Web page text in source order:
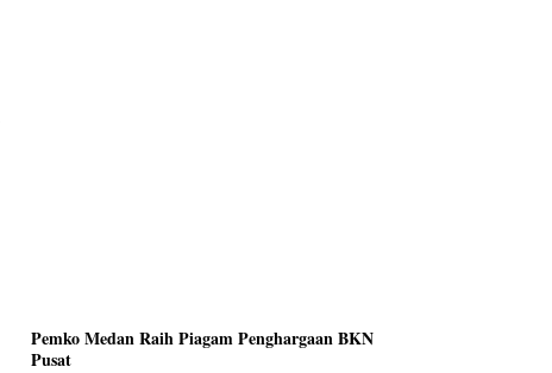
Pemko Medan Raih Piagam Penghargaan BKN
Pusat